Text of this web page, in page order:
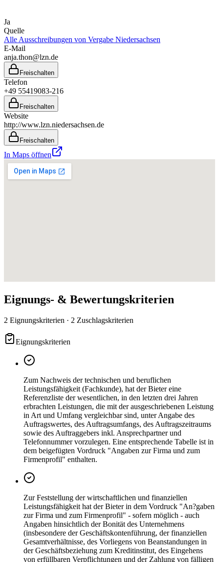
Ja
Quelle
Alle Ausschreibungen von Vergabe Niedersachsen
E-Mail
anja.thon@lzn.de
Freischalten
Telefon
+49 55419083-216
Freischalten
Website
http://www.lzn.niedersachsen.de
Freischalten
In Maps öffnen
Eignungs- & Bewertungskriterien
2 Eignungskriterien · 2 Zuschlagskriterien
Eignungskriterien
Zum Nachweis der technischen und beruflichen
Leistungsfähigkeit (Fachkunde), hat der Bieter eine
Referenzliste der wesentlichen, in den letzten drei Jahren
erbrachten Leistungen, die mit der ausgeschriebenen Leistung
in Art und Umfang vergleichbar sind, unter Angabe des
Auftragswertes, des Auftragsumfangs, des Auftragszeitraums
sowie des Auftraggebers inkl. Ansprechpartner und
Telefonnummer vorzulegen. Eine entsprechende Tabelle ist in
dem beigefügten Vordruck "Angaben zur Firma und zum
Firmenprofil" enthalten.
Zur Feststellung der wirtschaftlichen und finanziellen
Leistungsfähigkeit hat der Bieter in dem Vordruck "An?gaben
zur Firma und zum Firmenprofil" - sofern möglich - auch
Angaben hinsichtlich der Bonität des Unternehmens
(insbesondere der Geschäftskontenführung, der finanziellen
Gesamtverhältnisse, des Vorliegens von Beanstandungen in
der Geschäftsbeziehung zum Kreditinstitut, des Eingehens
von erfüllbaren Verpflichtungen und der Zahlung von fälligen